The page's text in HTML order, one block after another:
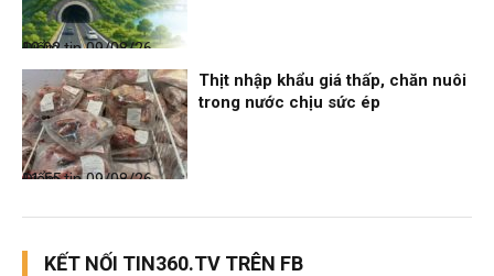
Điểm tin
09/08/26, 12:02
Điểm tin
09/08/26, 11:55
Thịt nhập khẩu giá thấp, chăn nuôi
trong nước chịu sức ép
KẾT NỐI TIN360.TV TRÊN FB